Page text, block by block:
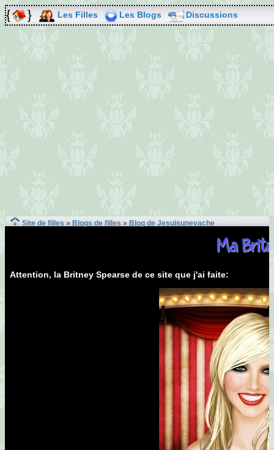
Les Filles Les Blogs Discussions
Site de filles » Blogs de filles » Blog de Jesuisunevache
Ma
Attention, la Britney Spearse de ce site que j'ai faite: